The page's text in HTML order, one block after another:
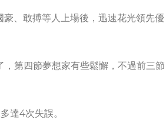
、敢搏等人上場後，迅速花光領先優
第四節夢想家有些鬆懈，不過前三節
達4次失誤。